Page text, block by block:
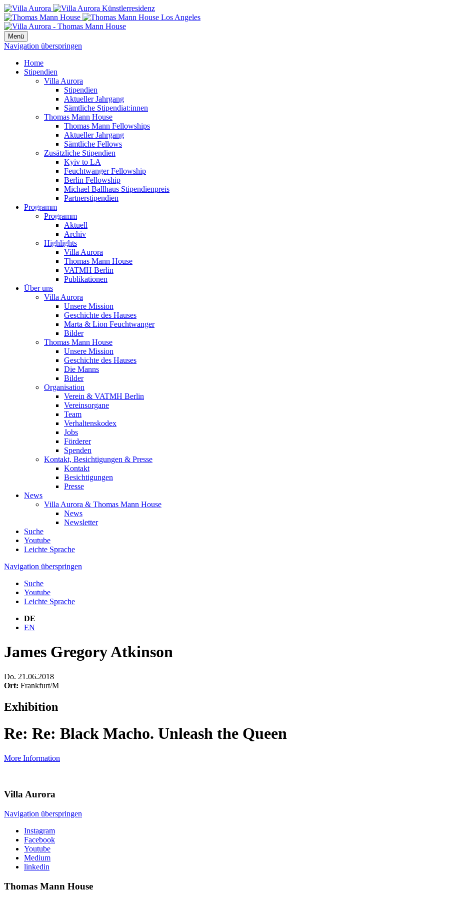
Menü
Navigation überspringen
Home
Stipendien
Villa Aurora
Stipendien
Aktueller Jahrgang
Sämtliche Stipendiat:innen
Thomas Mann House
Thomas Mann Fellowships
Aktueller Jahrgang
Sämtliche Fellows
Zusätzliche Stipendien
Kyiv to LA
Feuchtwanger Fellowship
Berlin Fellowship
Michael Ballhaus Stipendienpreis
Partnerstipendien
Programm
Programm
Aktuell
Archiv
Highlights
Villa Aurora
Thomas Mann House
VATMH Berlin
Publikationen
Über uns
Villa Aurora
Unsere Mission
Geschichte des Hauses
Marta & Lion Feuchtwanger
Bilder
Thomas Mann House
Unsere Mission
Geschichte des Hauses
Die Manns
Bilder
Organisation
Verein & VATMH Berlin
Vereinsorgane
Team
Verhaltenskodex
Jobs
Förderer
Spenden
Kontakt, Besichtigungen & Presse
Kontakt
Besichtigungen
Presse
News
Villa Aurora & Thomas Mann House
News
Newsletter
Suche
Youtube
Leichte Sprache
Navigation überspringen
Suche
Youtube
Leichte Sprache
DE
EN
James Gregory Atkinson
Do. 21.06.2018
Ort: Frankfurt/M
Exhibition
Re: Re: Black Macho. Unleash the Queen
More Information
VillaAurora
Navigation überspringen
Instagram
Facebook
Youtube
Medium
linkedin
Thomas Mann House